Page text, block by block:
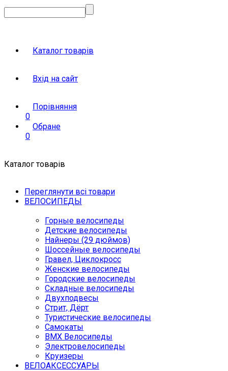
Каталог товарів
Вхід на сайт
Порівняння
0
Обране
0
Каталог товарів
Переглянути всі товари
ВЕЛОСИПЕДЫ
Горные велосипеды
Детские велосипеды
Найнеры (29 дюймов)
Шоссейные велосипеды
Гравел, Циклокросс
Женские велосипеды
Городcкие велосипеды
Складные велосипеды
Двухподвесы
Стрит, Дёрт
Туристические велосипеды
Самокаты
BMX Велосипеды
Электровелосипеды
Круизеры
ВЕЛОАКСЕССУАРЫ